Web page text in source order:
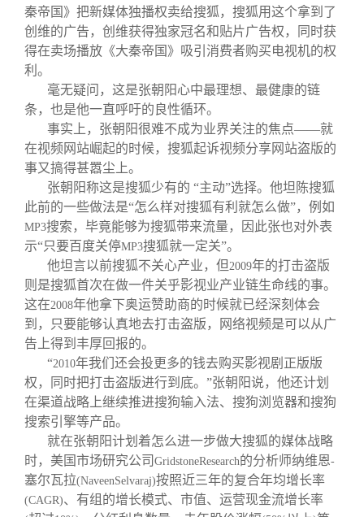
秦帝国》把新媒体独播权卖给搜狐，搜狐用这个拿到了
创维的广告，创维获得独家冠名和贴片广告权，同时获
得在卖场播放《大秦帝国》吸引消费者购买电视机的权
利。
毫无疑问，这是张朝阳心中最理想、最健康的链
条，也是他一直呼吁的良性循环。
事实上，张朝阳很难不成为业界关注的焦点——就
在视频网站崛起的时候，搜狐起诉视频分享网站盗版的
事又搞得甚嚣尘上。
张朝阳称这是搜狐少有的 “主动”选择。他坦陈搜狐
此前的一些做法是“怎么样对搜狐有利就怎么做”，例如
MP3搜索，毕竟能够为搜狐带来流量，因此张也对外表
示“只要百度关停MP3搜狐就一定关”。
他坦言以前搜狐不关心产业，但2009年的打击盗版
则是搜狐首次在做一件关乎影视业产业链生命线的事。
这在2008年他拿下奥运赞助商的时候就已经深刻体会
到，只要能够认真地去打击盗版，网络视频是可以从广
告上得到丰厚回报的。
“2010年我们还会投更多的钱去购买影视剧正版版
权，同时把打击盗版进行到底。”张朝阳说，他还计划
在渠道战略上继续推进搜狗输入法、搜狗浏览器和搜狗
搜索引擎等产品。
就在张朝阳计划着怎么进一步做大搜狐的媒体战略
时，美国市场研究公司 GridstoneResearch的分析师纳维恩-
塞尔瓦拉(NaveenSelvaraj)按照近三年的复合年均增长率
(CAGR)、有组的增长模式、市值、运营现金流增长率